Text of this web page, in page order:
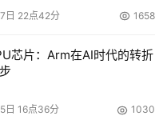
团队背景、竞品比对等多
户增加了多重保障。如
年内破发，Gate.io将按
回，这在业内属于首创。
日 22点42分 1658
芯片：Arm在AI时代的转折
日 16点36分 1030